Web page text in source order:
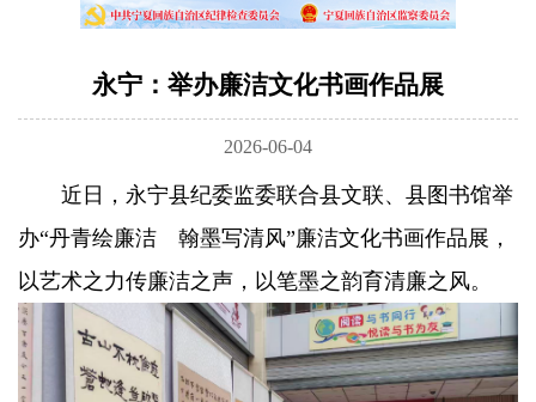
永宁：举办廉洁文化书画作品展
2026-06-04
近日，永宁县纪委监委联合县文联、县图书馆举
办“丹青绘廉洁 翰墨写清风”廉洁文化书画作品展，
以艺术之力传廉洁之声，以笔墨之韵育清廉之风。